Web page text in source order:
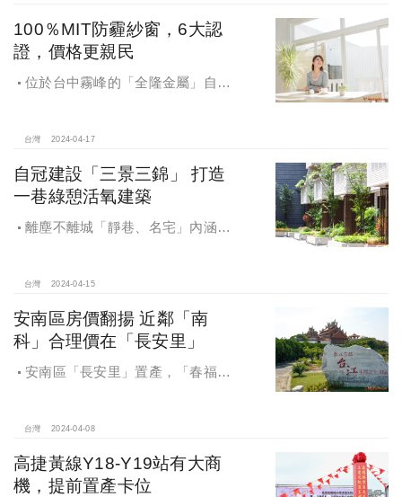
100％MIT防霾紗窗，6大認
證，價格更親民
位於台中霧峰的「全隆金屬」自行
台總代理。
台灣 2024-04-17
自冠建設「三景三錦」 打造
一巷綠憩活氧建築
離塵不離城「靜巷、名宅」內涵富
台灣 2024-04-15
安南區房價翻揚 近鄰「南
科」合理價在「長安里」
安南區「長安里」置產，「春福安
台灣 2024-04-08
高捷黃線Y18-Y19站有大商
機，提前置產卡位